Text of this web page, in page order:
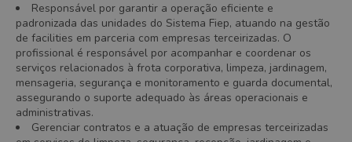
Responsável por garantir a operação eficiente e
padronizada das unidades do Sistema Fiep, atuando na gestão
de facilities em parceria com empresas terceirizadas. O
profissional é responsável por acompanhar e coordenar os
serviços relacionados à frota corporativa, limpeza, jardinagem,
mensageria, segurança e monitoramento e guarda documental,
assegurando o suporte adequado às áreas operacionais e
administrativas.
Gerenciar contratos e a atuação de empresas terceirizadas